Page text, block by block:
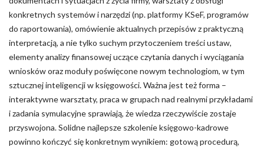
konkretnych systemów i narzędzi (np. platformy KSeF, programów
do raportowania), omówienie aktualnych przepisów z praktyczną
interpretacją, a nie tylko suchym przytoczeniem treści ustaw,
elementy analizy finansowej uczące czytania danych i wyciągania
wniosków oraz moduły poświęcone nowym technologiom, w tym
sztucznej inteligencji w księgowości. Ważna jest też forma –
interaktywne warsztaty, praca w grupach nad realnymi przykładami
i zadania symulacyjne sprawiają, że wiedza rzeczywiście zostaje
przyswojona. Solidne najlepsze szkolenie księgowo-kadrowe
powinno kończyć się konkretnym wynikiem: gotową procedurą,